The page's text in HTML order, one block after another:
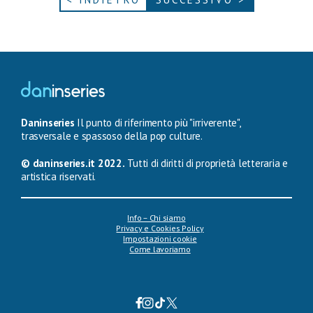
Daninseries Il punto di riferimento più "irriverente",
trasversale e spassoso della pop culture.
© daninseries.it 2022. Tutti di diritti di proprietà letteraria e
artistica riservati.
Info – Chi siamo
Privacy e Cookies Policy
Impostazioni cookie
Come lavoriamo